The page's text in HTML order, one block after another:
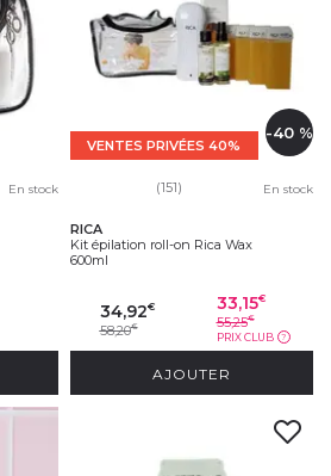
En stock
VENTES PRIVÉES 40%
-40 %
(151) En stock
RICA
Kit épilation roll-on Rica Wax
600ml
34,92€
58,20€
33,15€
55,25€
PRIX CLUB ?
AJOUTER